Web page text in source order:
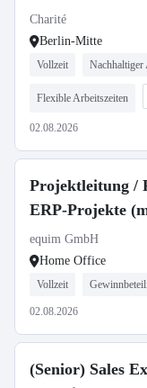
Charité
Berlin-Mitte
Vollzeit Nachhaltiger
Flexible Arbeitszeiten
02.08.2026
Projektleitung /
ERP-Projekte
equim GmbH
Home Office
Vollzeit
02.08.2026
(Senior) Sales